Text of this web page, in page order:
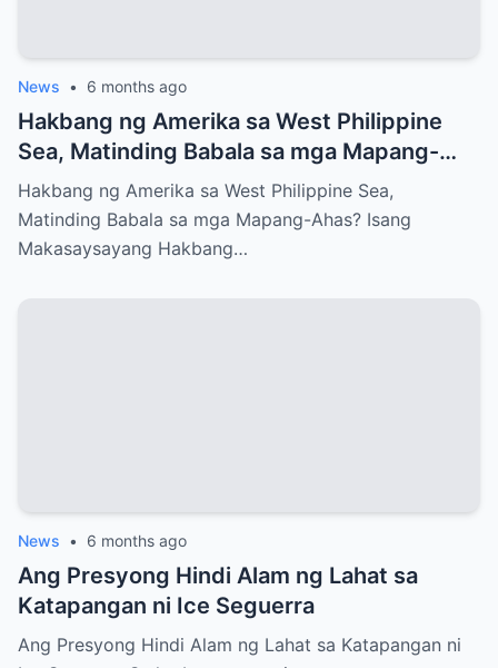
News • 6 months ago
Hakbang ng Amerika sa West Philippine
Sea, Matinding Babala sa mga Mapang-
Ahas?
Hakbang ng Amerika sa West Philippine Sea,
Matinding Babala sa mga Mapang-Ahas? Isang
Makasaysayang Hakbang…
News • 6 months ago
Ang Presyong Hindi Alam ng Lahat sa
Katapangan ni Ice Seguerra
Ang Presyong Hindi Alam ng Lahat sa Katapangan ni